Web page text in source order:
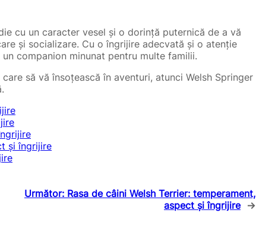
cu un caracter vesel și o dorință puternică de a vă
și socializare. Cu o îngrijire adecvată și o atenție
companion minunat pentru multe familii.
să vă însoțească în aventuri, atunci Welsh Springer
și îngrijire
Următor: Rasa de câini Welsh Terrier: temperament,
aspect și îngrijire →